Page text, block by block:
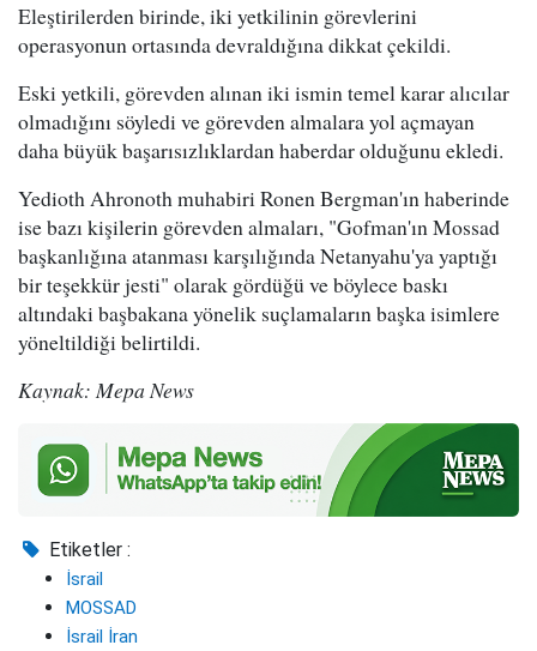
Eleştirilerden birinde, iki yetkilinin görevlerini
operasyonun ortasında devraldığına dikkat çekildi.
Eski yetkili, görevden alınan iki ismin temel karar alıcılar
olmadığını söyledi ve görevden almalara yol açmayan
daha büyük başarısızlıklardan haberdar olduğunu ekledi.
Yedioth Ahronoth muhabiri Ronen Bergman'ın haberinde
ise bazı kişilerin görevden almaları, "Gofman'ın Mossad
başkanlığına atanması karşılığında Netanyahu'ya yaptığı
bir teşekkür jesti" olarak gördüğü ve böylece baskı
altındaki başbakana yönelik suçlamaların başka isimlere
yöneltildiği belirtildi.
Kaynak: Mepa News
Etiketler :
İsrail
MOSSAD
İsrail İran